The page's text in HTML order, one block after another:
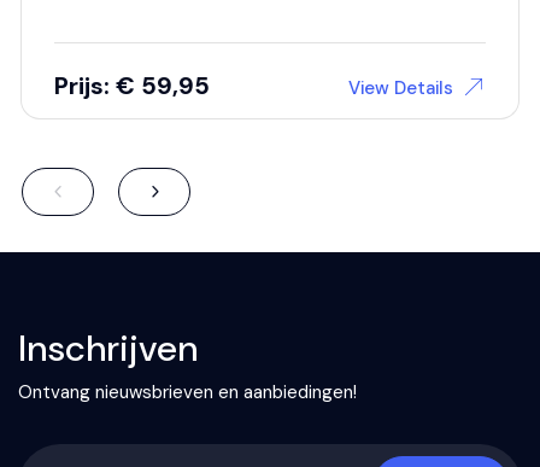
Prijs: € 59,95 View Details
Inschrijven
Ontvang nieuwsbrieven en aanbiedingen!